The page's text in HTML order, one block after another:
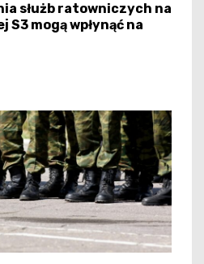
służb ratowniczych na
mogą wpłynąć na